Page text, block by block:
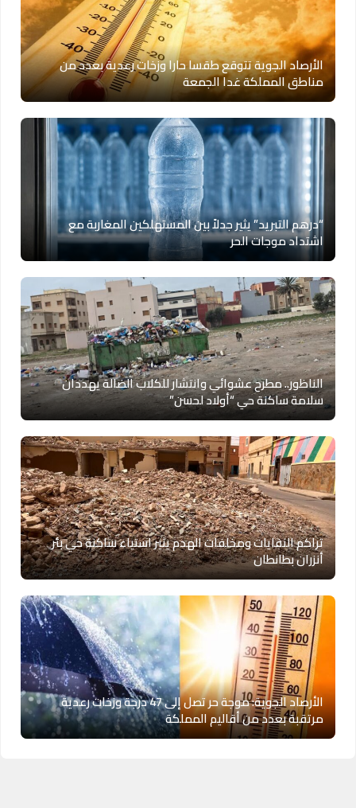
الأرصاد الجوية تتوقع طقسا حارا وزخات رعدية بعدد من
مناطق المملكة غدا الجمعة
“درهم التبريد” يثير جدلاً بين المستهلكين المغاربة مع
اشتداد موجات الحر
الناظور.. مطرح عشوائي وانتشار للكلاب الضالة يهددان
سلامة ساكنة حي “أولاد لحسن”
تراكم النفايات ومخلفات الهدم يثير استياء ساكنة حي بئر
أنزران بطانطان
الأرصاد الجوية: موجة حر تصل إلى 47 درجة وزخات رعدية
مرتقبة بعدد من أقاليم المملكة